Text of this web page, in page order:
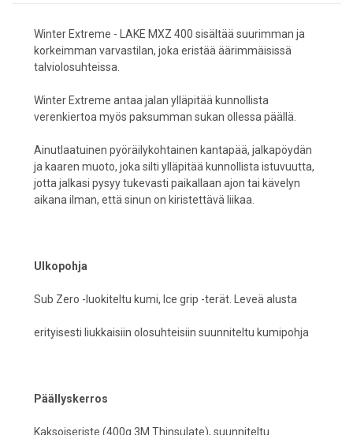
Winter Extreme - LAKE MXZ 400 sisältää suurimman ja
korkeimman varvastilan, joka eristää äärimmäisissä
talviolosuhteissa.
Winter Extreme antaa jalan ylläpitää kunnollista
verenkiertoa myös paksumman sukan ollessa päällä.
Ainutlaatuinen pyöräilykohtainen kantapää, jalkapöydän
ja kaaren muoto, joka silti ylläpitää kunnollista istuvuutta,
jotta jalkasi pysyy tukevasti paikallaan ajon tai kävelyn
aikana ilman, että sinun on kiristettävä liikaa.
Ulkopohja
Sub Zero -luokiteltu kumi, Ice grip -terät. Leveä alusta
erityisesti liukkaisiin olosuhteisiin suunniteltu kumipohja
Päällyskerros
Kaksoiseriste (400g 3M Thinsulate), suunniteltu